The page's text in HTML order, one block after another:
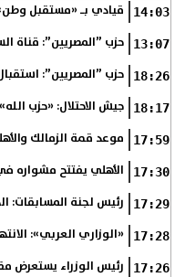
14:03 قيادي بـ «مستقبل
13:07 حزب ”المصريين”: قناة
18:26 حزب ”المصريين”:
18:17 جيش الاحتلال: «حزب
17:59 موعد قمة الزمالك والأهلي
17:30 الأهلي يفتتح مشواره
17:29 رئيس لجنة المسابقات: الدورى
17:28 «الوزاري العربي»:
17:26 رئيس الوزراء يستعرض